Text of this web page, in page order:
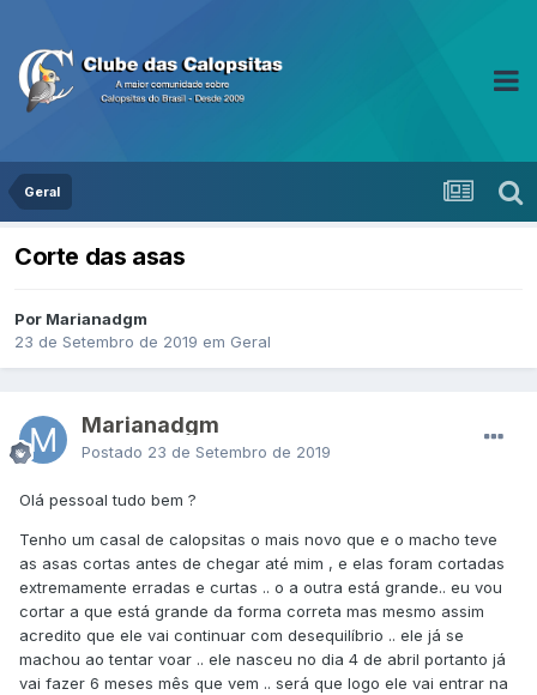
Geral
Corte das asas
Por Marianadgm
23 de Setembro de 2019 em Geral
Marianadgm
Postado 23 de Setembro de 2019
Olá pessoal tudo bem ?
Tenho um casal de calopsitas o mais novo que e o macho teve
as asas cortas antes de chegar até mim , e elas foram cortadas
extremamente erradas e curtas .. o a outra está grande.. eu vou
cortar a que está grande da forma correta mas mesmo assim
acredito que ele vai continuar com desequilíbrio .. ele já se
machou ao tentar voar .. ele nasceu no dia 4 de abril portanto já
vai fazer 6 meses mês que vem .. será que logo ele vai entrar na